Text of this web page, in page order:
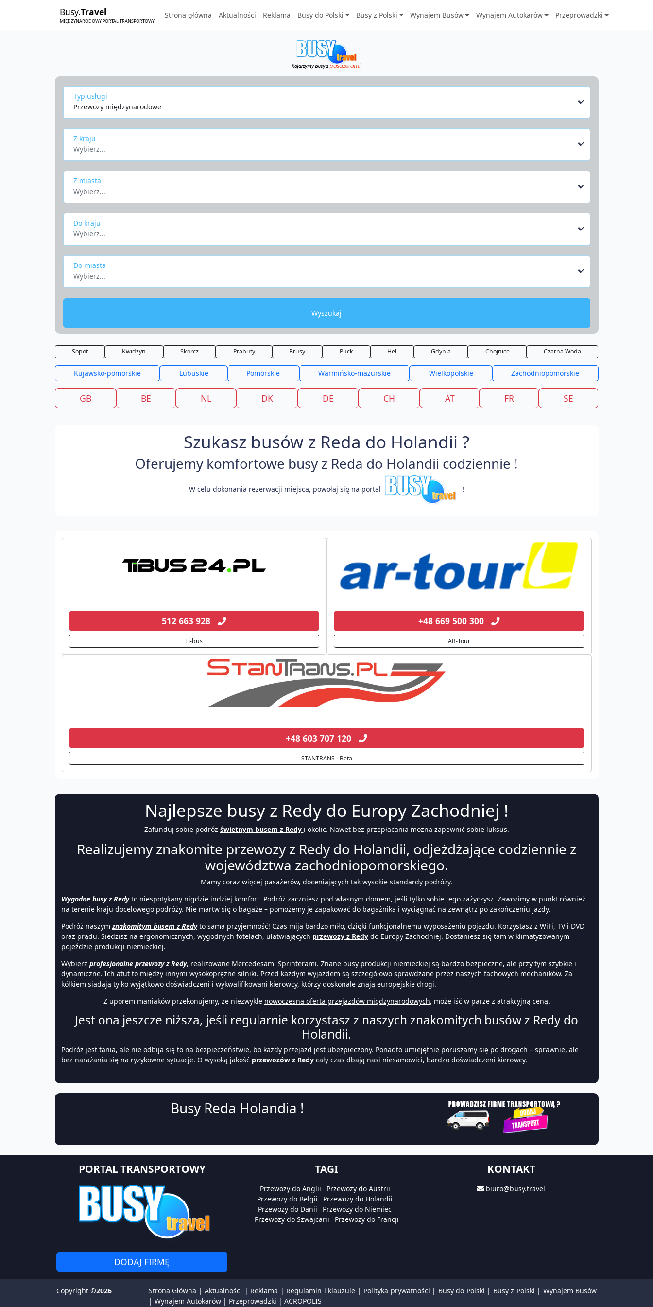
Busy.Travel
MIĘDZYNARODOWY PORTAL TRANSPORTOWY
Strona główna Aktualności Reklama Busy do Polski Busy z Polski Wynajem Busów Wynajem Autokarów Przeprowadzki
Typ usługi
Przewozy międzynarodowe
Z kraju
Wybierz...
Z miasta
Wybierz...
Do kraju
Wybierz...
Do miasta
Wybierz...
Wyszukaj
Sopot Kwidzyn Skórcz Prabuty Brusy Puck Hel Gdynia Chojnice Czarna Woda
Kujawsko-pomorskie Lubuskie Pomorskie Warmińsko-mazurskie Wielkopolskie Zachodniopomorskie
GB BE NL DK DE CH AT FR SE
Szukasz busów z Reda do Holandii ?
Oferujemy komfortowe busy z Reda do Holandii codziennie !
W celu dokonania rezerwacji miejsca, powołaj się na portal !
512 663 928
Ti-bus
+48 669 500 300
AR-Tour
+48 603 707 120
STANTRANS - Beta
Najlepsze busy z Redy do Europy Zachodniej !
Zafunduj sobie podróż świetnym busem z Redy i okolic. Nawet bez przepłacania można zapewnić sobie luksus.
Realizujemy znakomite przewozy z Redy do Holandii, odjeżdżające codziennie z
województwa zachodniopomorskiego.
Mamy coraz więcej pasażerów, doceniających tak wysokie standardy podróży.
Wygodne busy z Redyto niespotykany nigdzie indziej komfort. Podróż zaczniesz pod własnym domem, jeśli tylko sobie tego zażyczysz. Zawozimy w punkt również
na terenie kraju docelowego podróży. Nie martw się o bagaże – pomożemy je zapakować do bagażnika i wyciągnąć na zewnątrz po zakończeniu jazdy.
Podróż naszymznakomitym busem z Redyto sama przyjemność! Czas mija bardzo miło, dzięki funkcjonalnemu wyposażeniu pojazdu. Korzystasz z WiFi, TV i DVD
oraz prądu. Siedzisz na ergonomicznych, wygodnych fotelach, ułatwiających przewozy z Redy do Europy Zachodniej. Dostaniesz się tam w klimatyzowanym
pojeździe produkcji niemieckiej.
Wybierz profesjonalne przewozy z Redy, realizowane Mercedesami Sprinterami. Znane busy produkcji niemieckiej są bardzo bezpieczne, ale przy tym szybkie i
dynamiczne. Ich atut to między innymi wysokoprężne silniki. Przed każdym wyjazdem są szczegółowo sprawdzane przez naszych fachowych mechaników. Za
kółkiem siadają tylko wyjątkowo doświadczeni i wykwalifikowani kierowcy, którzy doskonale znają europejskie drogi.
Z uporem maniaków przekonujemy, że niezwykle nowoczesna oferta przejazdów międzynarodowych, może iść w parze z atrakcyjną ceną.
Jest ona jeszcze niższa, jeśli regularnie korzystasz z naszych znakomitych busów z Redy do
Holandii.
Podróż jest tania, ale nie odbija się to na bezpieczeństwie, bo każdy przejazd jest ubezpieczony. Ponadto umiejętnie poruszamy się po drogach – sprawnie, ale
bez narażania się na ryzykowne sytuacje. O wysoką jakość przewozów z Redy cały czas dbają nasi niesamowici, bardzo doświadczeni kierowcy.
Busy Reda Holandia !
PORTAL TRANSPORTOWY
DODAJ FIRMĘ
TAGI
Przewozy do Anglii
Przewozy do Austrii
Przewozy do Belgii
Przewozy do Holandii
Przewozy do Danii
Przewozy do Niemiec
Przewozy do Szwajcarii
Przewozy do Francji
KONTAKT
biuro@busy.travel
Copyright ©2026 Strona Główna |Aktualności | Reklama | Regulamin i klauzule | Polityka prywatności | Busy do Polski | Busy z Polski | Wynajem Busów
| Wynajem Autokarów | Przeprowadzki | ACROPOLIS